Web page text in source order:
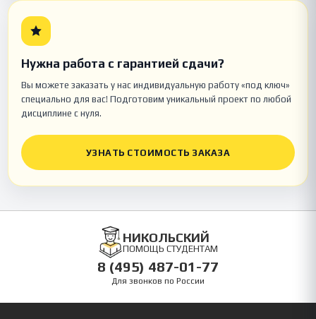
Нужна работа с гарантией сдачи?
Вы можете заказать у нас индивидуальную работу «под ключ»
специально для вас! Подготовим уникальный проект по любой
дисциплине с нуля.
УЗНАТЬ СТОИМОСТЬ ЗАКАЗА
НИКОЛЬСКИЙ
ПОМОЩЬ СТУДЕНТАМ
8 (495) 487-01-77
Для звонков по России